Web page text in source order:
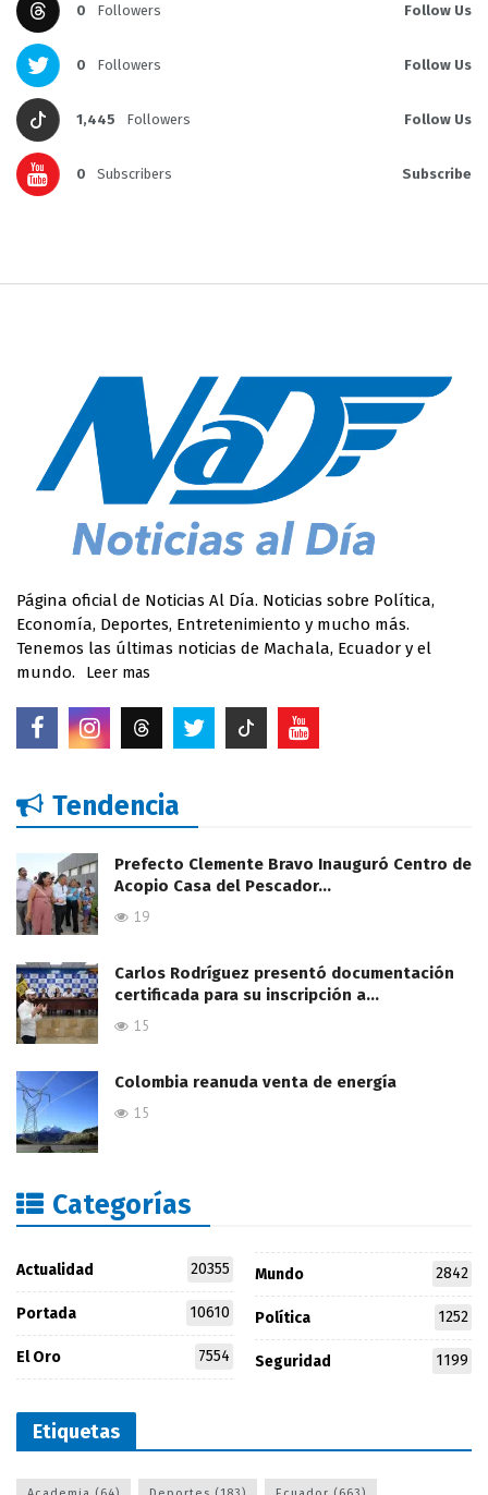
0 Followers Follow Us
0 Followers Follow Us
1,445 Followers Follow Us
0 Subscribers Subscribe
Página oficial de Noticias Al Día. Noticias sobre Política,
Economía, Deportes, Entretenimiento y mucho más.
Tenemos las últimas noticias de Machala, Ecuador y el
mundo.
Leer mas
Tendencia
Prefecto Clemente Bravo Inauguró Centro de
Acopio Casa del Pescador…
19
Carlos Rodríguez presentó documentación
certificada para su inscripción a…
15
Colombia reanuda venta de energía
15
Categorías
Actualidad 20355
Portada 10610
El Oro 7554
Mundo 2842
Política 1252
Seguridad 1199
Etiquetas